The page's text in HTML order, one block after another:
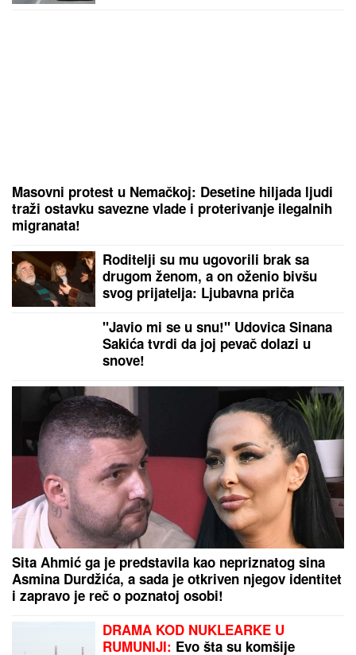
Masovni protest u Nemačkoj: Desetine hiljada ljudi
traži ostavku savezne vlade i proterivanje ilegalnih
migranata!
Roditelji su mu ugovorili brak sa
drugom ženom, a on oženio bivšu
svog prijatelja: Ljubavna priča
malo ko zna detalje
"Javio mi se u snu!" Udovica Sinana
Sakića tvrdi da joj pevač dolazi u
snove!
Sita Ahmić ga je predstavila kao nepriznatog sina
Asmina Durdžića, a sada je otkriven njegov identitet
i zapravo je reč o poznatoj osobi!
DRAMA KOD NUKLEARKE U
RUMUNIJI: Evo šta su komšije